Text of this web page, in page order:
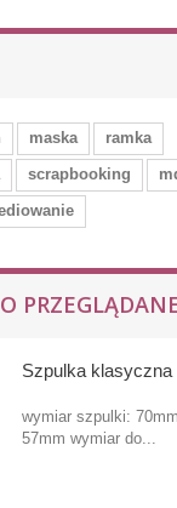
maska
ramka
scrapbooking
Szpulka klasyczna
wymiar szpulki:
57mm wymiar do...